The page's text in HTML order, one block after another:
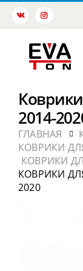
2014-
ГЛАВНАЯ
КОВРИКИ ДЛЯ
КОВРИКИ
КОВРИКИ ДЛЯ
2020